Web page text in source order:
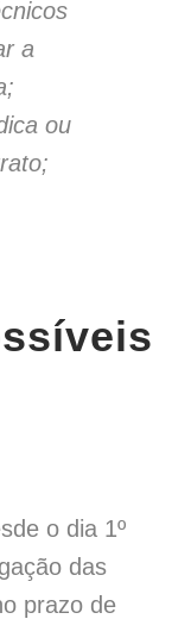
a
ou
o dia 1º
das
prazo de